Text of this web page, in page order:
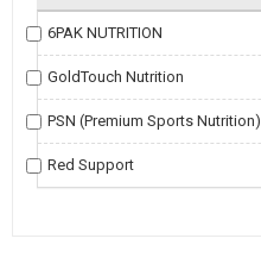
6PAK NUTRITION
GoldTouch Nutrition
PSN (Premium Sports Nutrition)
Red Support